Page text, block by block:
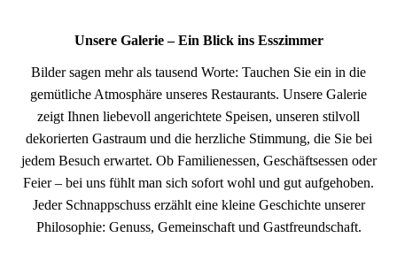
Unsere Galerie – Ein Blick ins Esszimmer
Bilder sagen mehr als tausend Worte: Tauchen Sie ein in die
gemütliche Atmosphäre unseres Restaurants. Unsere Galerie
zeigt Ihnen liebevoll angerichtete Speisen, unseren stilvoll
dekorierten Gastraum und die herzliche Stimmung, die Sie bei
jedem Besuch erwartet. Ob Familienessen, Geschäftsessen oder
Feier – bei uns fühlt man sich sofort wohl und gut aufgehoben.
Jeder Schnappschuss erzählt eine kleine Geschichte unserer
Philosophie: Genuss, Gemeinschaft und Gastfreundschaft.